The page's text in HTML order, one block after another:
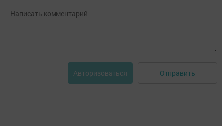
Авторизоваться Отправить